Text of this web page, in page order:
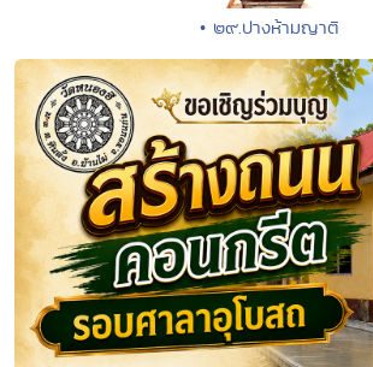
• ๒๙.ปางห้ามญาติ